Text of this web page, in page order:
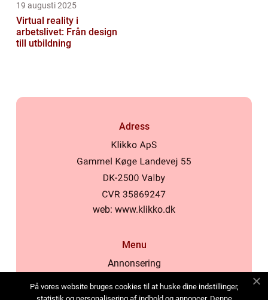
19 augusti 2025
Virtual reality i
arbetslivet: Från design
till utbildning
Adress
web: www.klikko.dk
Menu
Annonsering
Cookies
På vores website bruges cookies til at huske dine indstillinger,